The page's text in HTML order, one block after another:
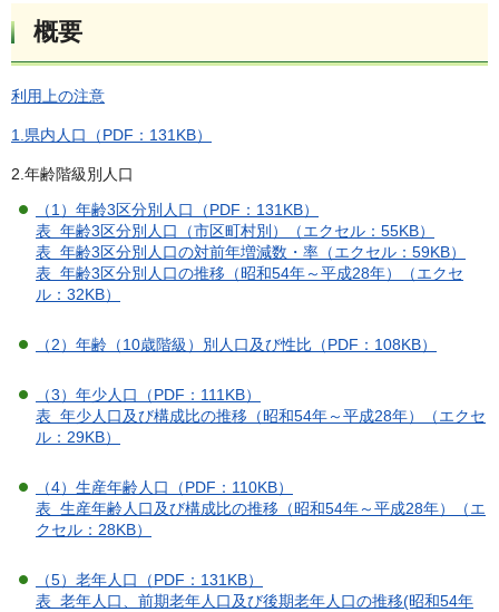
概要
利用上の注意
1.県内人口（PDF：131KB）
2.年齢階級別人口
（1）年齢3区分別人口（PDF：131KB）
表 年齢3区分別人口（市区町村別）（エクセル：55KB）
表 年齢3区分別人口の対前年増減数・率（エクセル：59KB）
表 年齢3区分別人口の推移（昭和54年～平成28年）（エクセ
ル：32KB）
（2）年齢（10歳階級）別人口及び性比（PDF：108KB）
（3）年少人口（PDF：111KB）
表 年少人口及び構成比の推移（昭和54年～平成28年）（エクセ
ル：29KB）
（4）生産年齢人口（PDF：110KB）
表 生産年齢人口及び構成比の推移（昭和54年～平成28年）（エ
クセル：28KB）
（5）老年人口（PDF：131KB）
表 老年人口、前期老年人口及び後期老年人口の推移(昭和54年